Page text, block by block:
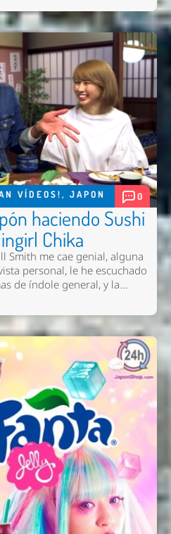
VÍDEOS!, JAPON 0
haciendo Sushi
Chika
Smith me cae genial, alguna
personal, le he escuchado
de índole general, y la...
Enviar